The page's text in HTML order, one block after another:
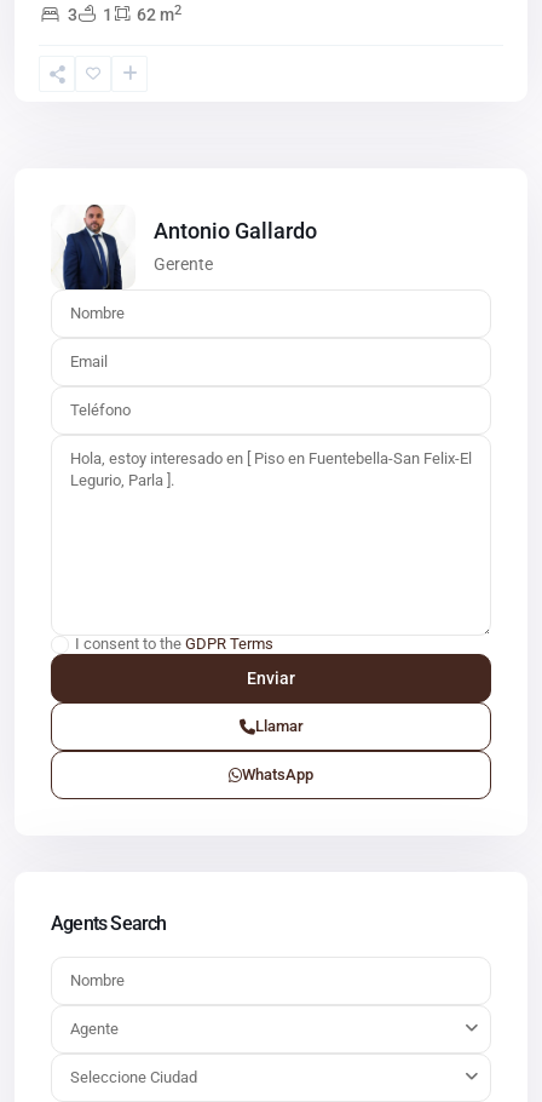
3 1 62 m2
Antonio Gallardo
Gerente
I consent to the GDPR Terms
Llamar
WhatsApp
Agents Search
Agente
Seleccione Ciudad